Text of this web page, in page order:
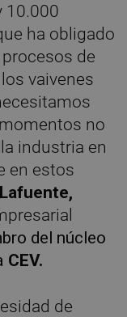
10.000
ha obligado
de
vaivenes
no
industria en
en estos
del núcleo
CEV.
de